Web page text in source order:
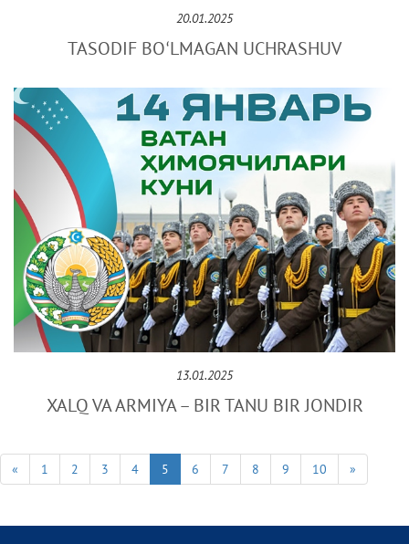
20.01.2025
TASODIF BOʻLMAGAN UCHRASHUV
13.01.2025
XALQ VA ARMIYA – BIR TANU BIR JONDIR
« 1 2 3 4 5 6 7 8 9 10 »